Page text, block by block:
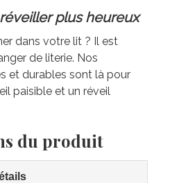
plus heureux
dans votre lit ? Il est
de literie. Nos
et durables sont là pour
paisible et un réveil
du produit